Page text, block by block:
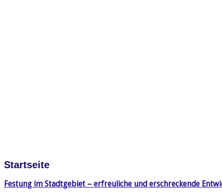
Startseite
Festung im Stadtgebiet – erfreuliche und erschreckende